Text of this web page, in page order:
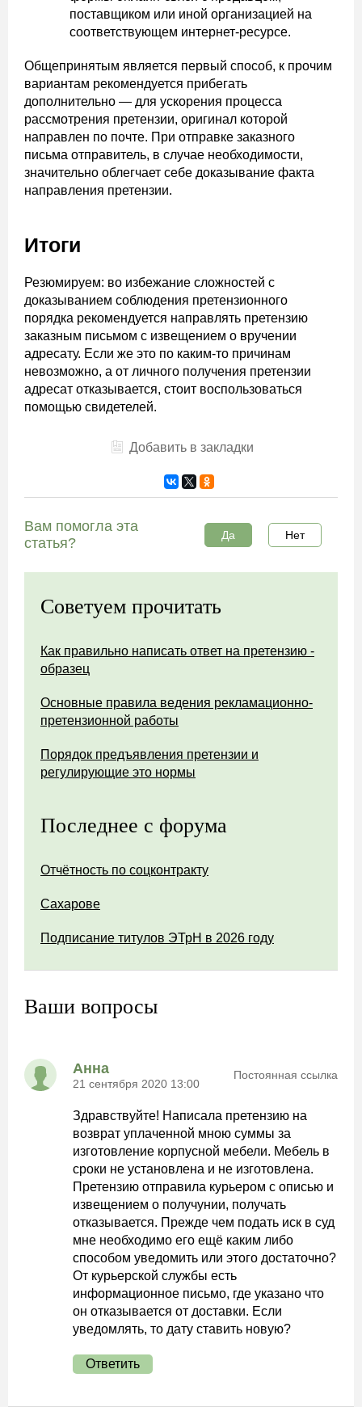
поставщиком или иной организацией на
соответствующем интернет-ресурсе.
Общепринятым является первый способ, к прочим
вариантам рекомендуется прибегать
дополнительно ― для ускорения процесса
рассмотрения претензии, оригинал которой
направлен по почте. При отправке заказного
письма отправитель, в случае необходимости,
значительно облегчает себе доказывание факта
направления претензии.
Итоги
Резюмируем: во избежание сложностей с
доказыванием соблюдения претензионного
порядка рекомендуется направлять претензию
заказным письмом с извещением о вручении
адресату. Если же это по каким-то причинам
невозможно, а от личного получения претензии
адресат отказывается, стоит воспользоваться
помощью свидетелей.
Добавить в закладки
Вам помогла эта
статья?
Да Нет
Советуем прочитать
Как правильно написать ответ на претензию -
образец
Основные правила ведения рекламационно-
претензионной работы
Порядок предъявления претензии и
регулирующие это нормы
Последнее с форума
Отчётность по соцконтракту
Сахарове
Подписание титулов ЭТрН в 2026 году
Ваши вопросы
Анна
21 сентября 2020 13:00
Постоянная ссылка
Здравствуйте! Написала претензию на
возврат уплаченной мною суммы за
изготовление корпусной мебели. Мебель в
сроки не установлена и не изготовлена.
Претензию отправила курьером с описью и
извещением о получунии, получать
отказывается. Прежде чем подать иск в суд
мне необходимо его ещё каким либо
способом уведомить или этого достаточно?
От курьерской службы есть
информационное письмо, где указано что
он отказывается от доставки. Если
уведомлять, то дату ставить новую?
Ответить